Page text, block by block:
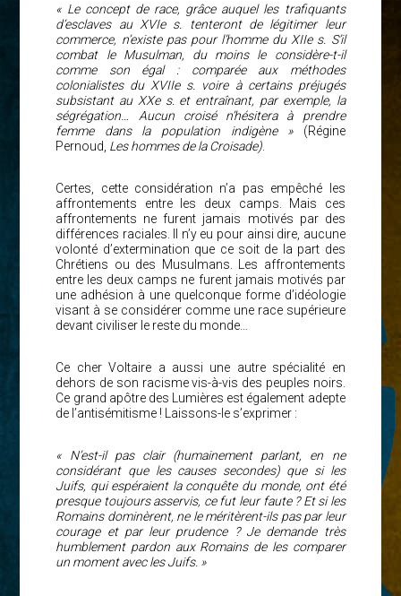
« Le concept de race, grâce auquel les trafiquants
d’esclaves au XVIe s. tenteront de légitimer leur
commerce, n’existe pas pour l’homme du XIIe s. S’il
combat le Musulman, du moins le considère-t-il
comme son égal : comparée aux méthodes
colonialistes du XVIIe s. voire à certains préjugés
subsistant au XXe s. et entraînant, par exemple, la
ségrégation… Aucun croisé n’hésitera à prendre
femme dans la population indigène »(Régine
Pernoud, Les hommes de la Croisade)
Certes, cette considération n’a pas empêché les
affrontements entre les deux camps. Mais ces
affrontements ne furent jamais motivés par des
différences raciales. Il n’y eu pour ainsi dire, aucune
volonté d’extermination que ce soit de la part des
Chrétiens ou des Musulmans. Les affrontements
entre les deux camps ne furent jamais motivés par
une adhésion à une quelconque forme d’idéologie
visant à se considérer comme une race supérieure
devant civiliser le reste du monde…
Ce cher Voltaire a aussi une autre spécialité en
dehors de son racisme vis-à-vis des peuples noirs.
Ce grand apôtre des Lumières est également adepte
de l’antisémitisme ! Laissons-le s’exprimer :
« N’est-il pas clair (humainement parlant, en ne
considérant que les causes secondes) que si les
Juifs, qui espéraient la conquête du monde, ont été
presque toujours asservis, ce fut leur faute ? Et si les
Romains dominèrent, ne le méritèrent-ils pas par leur
courage et par leur prudence ? Je demande très
humblement pardon aux Romains de les comparer
un moment avec les Juifs. »